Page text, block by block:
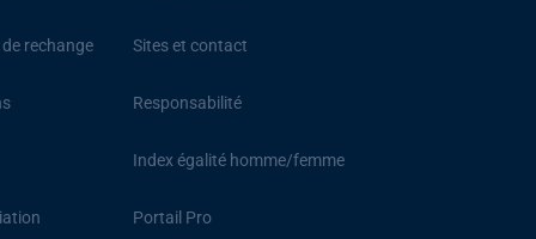
rechange Sites et contact
Responsabilité
Index égalité homme/femme
Portail Pro